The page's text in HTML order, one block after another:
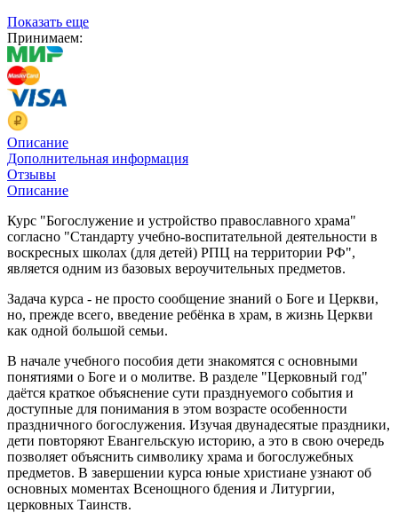
Показать еще
Принимаем:
Описание
Дополнительная информация
Отзывы
Описание
Курс "Богослужение и устройство православного храма"
согласно "Стандарту учебно-воспитательной деятельности в
воскресных школах (для детей) РПЦ на территории РФ",
является одним из базовых вероучительных предметов.
Задача курса - не просто сообщение знаний о Боге и Церкви,
но, прежде всего, введение ребёнка в храм, в жизнь Церкви
как одной большой семьи.
В начале учебного пособия дети знакомятся с основными
понятиями о Боге и о молитве. В разделе "Церковный год"
даётся краткое объяснение сути празднуемого события и
доступные для понимания в этом возрасте особенности
праздничного богослужения. Изучая двунадесятые праздники,
дети повторяют Евангельскую историю, а это в свою очередь
позволяет объяснить символику храма и богослужебных
предметов. В завершении курса юные христиане узнают об
основных моментах Всенощного бдения и Литургии,
церковных Таинств.